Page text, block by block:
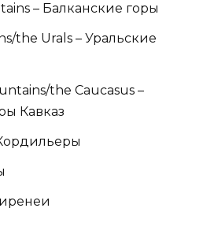
– Балканские горы
the Urals – Уральские
the Caucasus –
Кавказ